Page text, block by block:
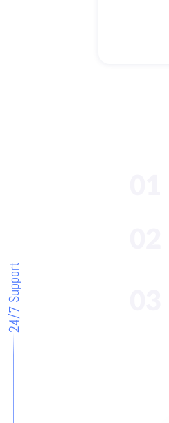
24/7 Support